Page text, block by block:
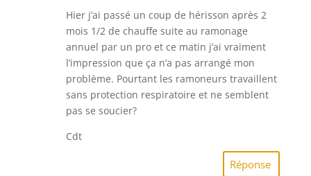
Hier j’ai passé un coup de hérisson après 2
mois 1/2 de chauffe suite au ramonage
annuel par un pro et ce matin j’ai vraiment
l’impression que ça n’a pas arrangé mon
problème. Pourtant les ramoneurs travaillent
sans protection respiratoire et ne semblent
pas se soucier?
Cdt
Réponse